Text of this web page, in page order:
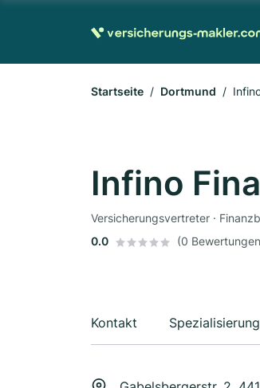
Startseite Dortmund
Infino
Versicherungsvertreter ·
0.0
(0
Kontakt